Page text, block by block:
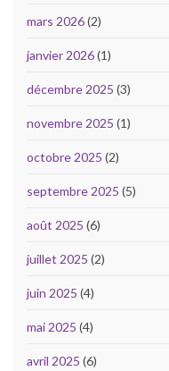
mars 2026(2)
janvier 2026(1)
décembre 2025 (3)
novembre 2025 (1)
octobre 2025 (2)
septembre 2025 (5)
août 2025 (6)
juillet 2025 (2)
juin 2025 (4)
mai 2025 (4)
avril 2025 (6)